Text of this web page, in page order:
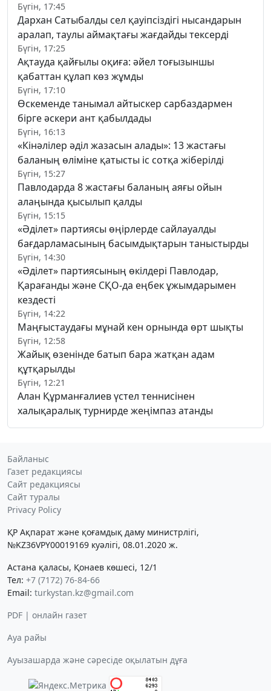
Бүгін, 17:45
Дархан Сатыбалды сел қауіпсіздігі нысандарын
аралап, таулы аймақтағы жағдайды тексерді
Бүгін, 17:25
Ақтауда қайғылы оқиға: әйел тоғызыншы
қабаттан құлап көз жұмды
Бүгін, 17:10
Өскеменде танымал айтыскер сарбаздармен
бірге әскери ант қабылдады
Бүгін, 16:13
«Кінәлілер әділ жазасын алады»: 13 жастағы
баланың өліміне қатысты іс сотқа жіберілді
Бүгін, 15:27
Павлодарда 8 жастағы баланың аяғы ойын
алаңында қысылып қалды
Бүгін, 15:15
«Әділет» партиясы өңірлерде сайлауалды
бағдарламасының басымдықтарын таныстырды
Бүгін, 14:30
«Әділет» партиясының өкілдері Павлодар,
Қарағанды және СҚО-да еңбек ұжымдарымен
кездесті
Бүгін, 14:22
Маңғыстаудағы мұнай кен орнында өрт шықты
Бүгін, 12:58
Жайық өзенінде батып бара жатқан адам
құтқарылды
Бүгін, 12:21
Алан Құрманғалиев үстел теннисінен
халықаралық турнирде жеңімпаз атанды
Байланыс
Газет редакциясы
Сайт редакциясы
Сайт туралы
Privacy Policy
ҚР Ақпарат және қоғамдық даму министрлігі,
№KZ36VPY00019169 куәлігі, 08.01.2020 ж.
Астана қаласы, Қонаев көшесі, 12/1
Тел: +7 (7172) 76-84-66
Email: turkystan.kz@gmail.com
PDF | онлайн газет
Ауа райы
Ауызашарда және сәресіде оқылатын дұға